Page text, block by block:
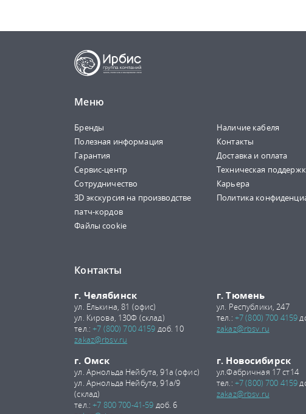
Меню
Бренды
Наличие кабеля
Полезная информация
Контакты
Гарантия
Доставка и оплата
Сервис-центр
Техническая
Сотрудничество
Карьера
3D экскурсия на производстве
патч-кордов
Политика
Файлы cookie
Контакты
г. Челябинск
ул. Елькина, 81 (офис)
ул. Кирова, 130Ф (склад)
тел.:+7 (800) 700 4159 доб. 10
zakaz@rbsv.ru
г. Тюмень
ул. Республики, 247
тел.: +7 (800) 700 4159
zakaz@rbsv.ru
г. Омск
ул. Арнольда Нейбута, 91а (офис)
ул. Арнольда Нейбута, 91а/9
(склад)
тел.:+7 800 700-41-59 доб. 6
г. Новосибирск
ул.Фабричная 17 ст14
тел.: +7 (800) 700 4159
zakaz@rbsv.ru